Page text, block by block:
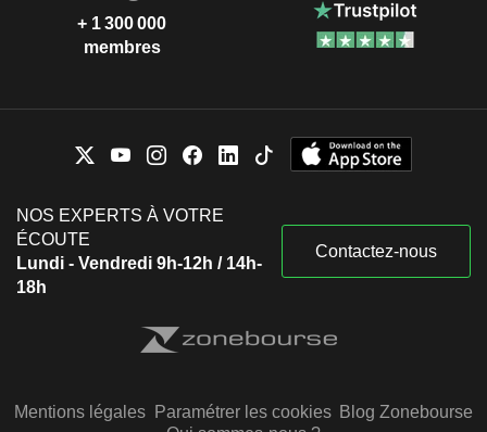
+ 1 300 000
membres
NOS EXPERTS À VOTRE
ÉCOUTE
Lundi - Vendredi 9h-12h / 14h-
18h
Contactez-nous
Mentions légales Paramétrer les cookies Blog Zonebourse